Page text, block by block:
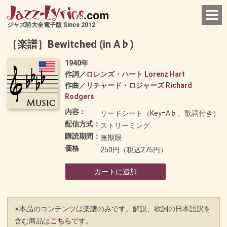
ジャズ詩大全電子版 Since 2012
［楽譜］Bewitched (in A♭)
1940年
作詞／ロレンズ・ハート Lorenz Hart
作曲／ リチャード・ロジャーズ Richard
Rodgers
内容：
リードシート（Key=A♭、歌詞付き）
配信方式： ストリーミング
購読期間： 無期限
価格
250円（税込275円）
カートに追加
※本品のコンテンツは楽譜のみです。解説、歌詞の日本語訳を
含む商品はこちらです。